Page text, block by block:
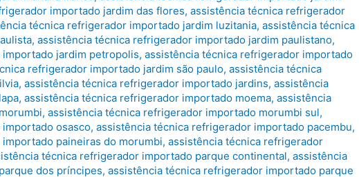
importado jardim das flores, assistência técnica refrigerador
técnica refrigerador importado jardim luzitania, assistência técnica
, assistência técnica refrigerador importado jardim paulistano,
jardim petropolis, assistência técnica refrigerador importado
refrigerador importado jardim são paulo, assistência técnica
, assistência técnica refrigerador importado jardins, assistência
, assistência técnica refrigerador importado moema, assistência
, assistência técnica refrigerador importado morumbi sul,
osasco, assistência técnica refrigerador importado pacembu,
paineiras do morumbi, assistência técnica refrigerador
técnica refrigerador importado parque continental, assistência
dos príncipes, assistência técnica refrigerador importado parque